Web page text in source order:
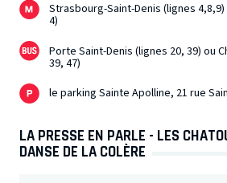
Strasbourg-Saint-Denis (lignes
4)
Porte Saint-Denis (lignes 20, 39) ou
39, 47)
le parking Sainte Apolline, 21 rue
LA PRESSE EN PARLE - LES
DANSE DE LA COLÈRE